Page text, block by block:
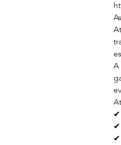
A
✔
✔
✔